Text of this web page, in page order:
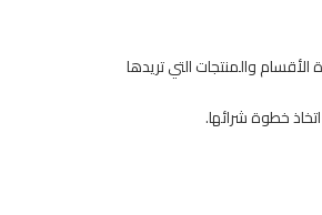
والمنتجات التي تريدها
خطوة شرائها.